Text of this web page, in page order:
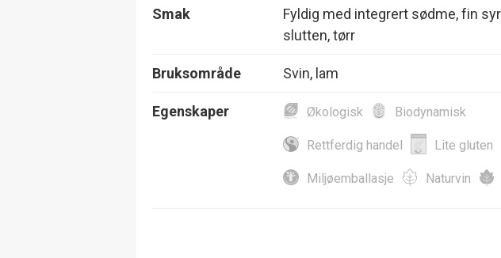
Smak
Fyldig med integrert sødme, fin
slutten, tørr
Bruksområde Svin, lam
Egenskaper Økologisk Biodynamisk
Rettferdig handel Lite gluten
Miljøemballasje Naturvin